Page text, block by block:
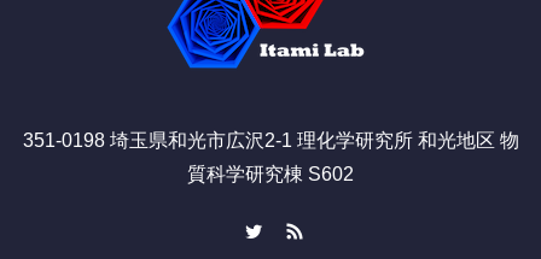
351-0198 埼玉県和光市広沢2-1 理化学研究所 和光地区 物
質科学研究棟 S602